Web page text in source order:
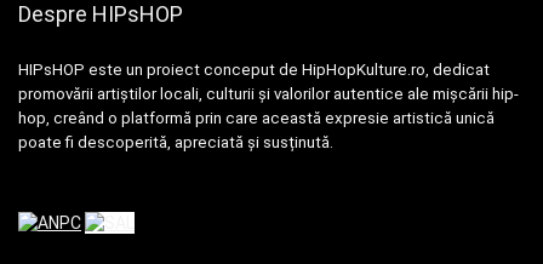
Despre HIPsHOP
HIPsHOP este un proiect conceput de HipHopKulture.ro, dedicat
promovării artiștilor locali, culturii și valorilor autentice ale mișcării hip-
hop, creând o platformă prin care această expresie artistică unică
poate fi descoperită, apreciată și susținută.